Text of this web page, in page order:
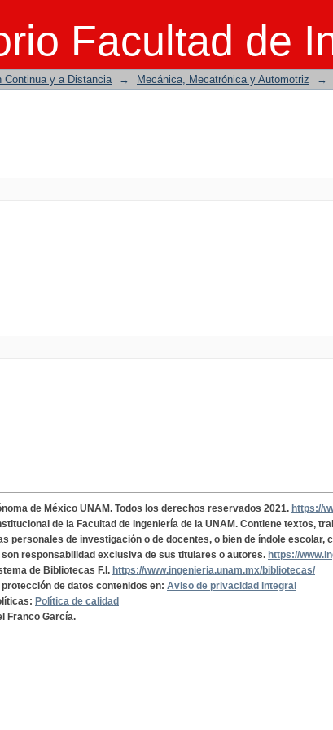
Facultad de
Continua y a Distancia → Mecánica, Mecatrónica y Automotriz →
de México UNAM. Todos los derechos reservados 2021. https://
de la Facultad de Ingeniería de la UNAM. Contiene textos,
personales de investigación o de docentes, o bien de índole escolar,
responsabilidad exclusiva de sus titulares o autores. https://
de Bibliotecas F.I. https://www.ingenieria.unam.mx/bibliotecas/
de datos contenidos en: Aviso de privacidad integral
Política de calidad
Franco García.